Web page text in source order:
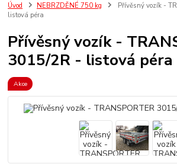
Úvod NEBRZDĚNÉ 750 kg
Přívěsný vozík -
listová péra
Přívěsný vozík -
3015/2R - listová péra
Akce